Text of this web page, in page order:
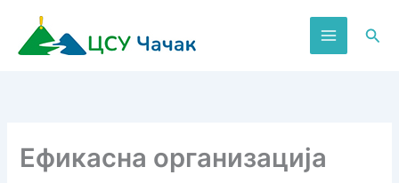
садржај
Ефикасна организација